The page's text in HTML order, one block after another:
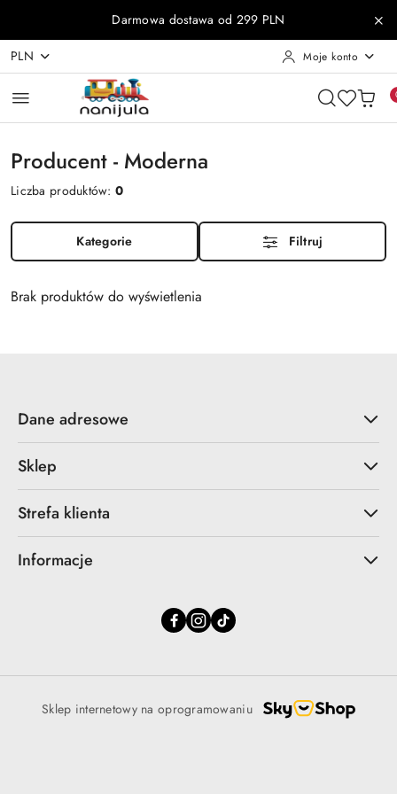
Przejdź do treści głównej
Przejdź do wyszukiwarki
Przejdź do moje konto
Przejdź do menu głównego
Przejdź do stopkiDarmowa dostawa od 299 PLN
PLN Moje konto
Producent - Moderna
Liczba produktów:0
Kategorie Filtruj
Brak produktów do wyświetlenia
Dane adresowe
Sklep
Strefa klienta
Informacje
Sklep internetowy na oprogramowaniu